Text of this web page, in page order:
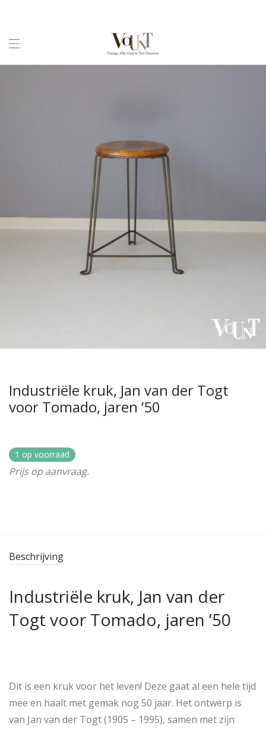
Industriële kruk, Jan van der Togt
voor Tomado, jaren ’50
1 op voorraad
Prijs op aanvraag.
Beschrijving
Industriële kruk, Jan van der
Togt voor Tomado, jaren ’50
Dit is een kruk voor het leven! Deze gaat al een hele tijd
mee en haalt met gemak nog 50 jaar. Het ontwerp is
van Jan van der Togt (1905 – 1995), samen met zijn